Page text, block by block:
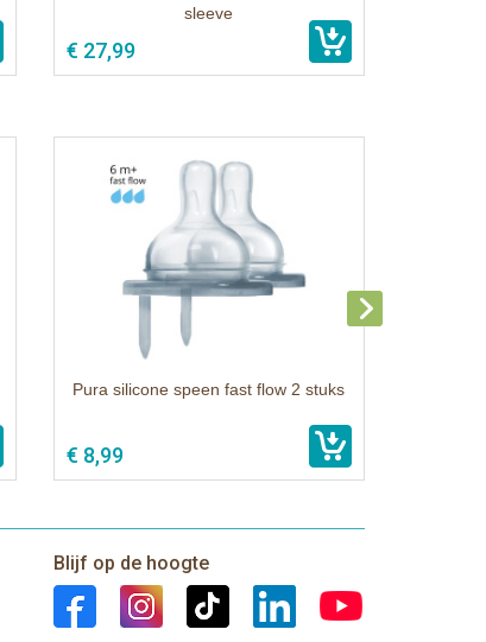
sleeve
€ 27,99
Pura silicone speen fast flow 2 stuks
€ 8,99
Blijf op de hoogte